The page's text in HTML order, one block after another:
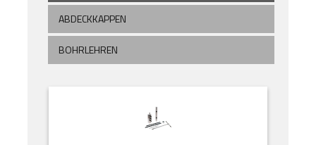
ABDECKKAPPEN
BOHRLEHREN